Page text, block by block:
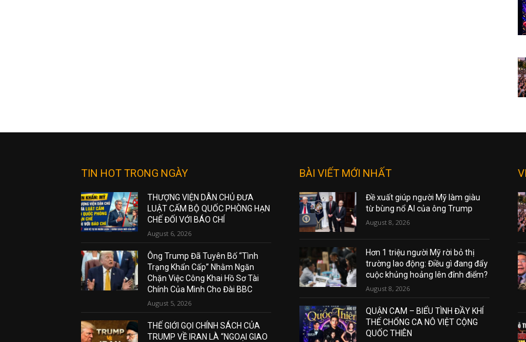
TIN HOT TRONG NGÀY
THƯỢNG VIỆN DÂN CHỦ ĐƯA
LUẬT CẤM BỘ QUỐC PHÒNG HẠN
CHẾ ĐỐI VỚI BÁO CHÍ
August 6, 2026
Ông Trump Đã Tuyên Bố “Tình
Trạng Khẩn Cấp” Nhằm Ngăn
Chặn Việc Công Khai Hồ Sơ Tài
Chính Của Mình Cho Đài BBC
August 5, 2026
THẾ GIỚI GỌI CHÍNH SÁCH CỦA
TRUMP VỀ IRAN LÀ “NGOẠI GIAO
BÀI VIẾT MỚI NHẤT
Đề xuất giúp người Mỹ làm giàu
từ bùng nổ AI của ông Trump
August 8, 2026
Hơn 1 triệu người Mỹ rời bỏ thị
trường lao động: Điều gì đang đẩy
cuộc khủng hoảng lên đỉnh điểm?
August 8, 2026
QUẬN CAM – BIỂU TÌNH ĐẦY KHÍ
THẾ CHỐNG CA NÔ VIỆT CỘNG
QUỐC THIÊN